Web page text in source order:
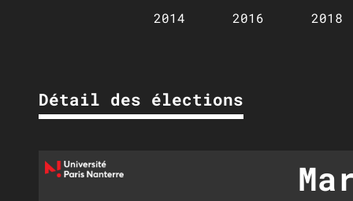
2014
2016
2018
Détail des élections